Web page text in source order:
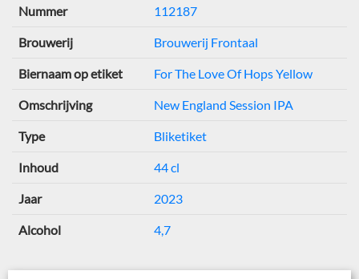
Nummer
112187
Brouwerij Brouwerij Frontaal
Biernaam op etiket For The Love Of Hops Yellow
Omschrijving New England Session IPA
Type Bliketiket
Inhoud 44 cl
Jaar 2023
Alcohol 4,7